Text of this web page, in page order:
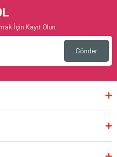
İçin Kayıt Olun
Gönder